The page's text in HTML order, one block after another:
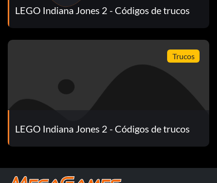
LEGO Indiana Jones 2 - Códigos de trucos
Trucos
LEGO Indiana Jones 2 - Códigos de trucos